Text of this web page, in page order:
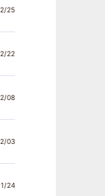
25
22
08
03
24